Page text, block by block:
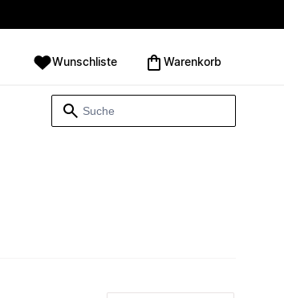
Wunschliste Warenkorb